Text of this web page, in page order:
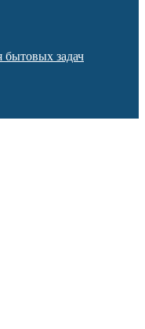
задач